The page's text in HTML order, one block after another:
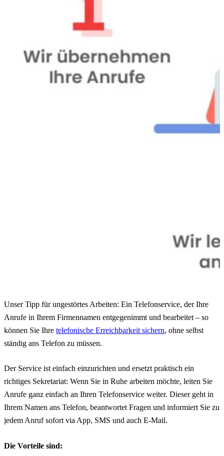
Unser Tipp für ungestörtes Arbeiten: Ein Telefonservice, der Ihre
Anrufe in Ihrem Firmennamen entgegenimmt und bearbeitet – so
können Sie Ihre telefonische Erreichbarkeit sichern, ohne selbst
ständig ans Telefon zu müssen.
Der Service ist einfach einzurichten und ersetzt praktisch ein
richtiges Sekretariat: Wenn Sie in Ruhe arbeiten möchte, leiten Sie
Anrufe ganz einfach an Ihren Telefonservice weiter. Dieser geht in
Ihrem Namen ans Telefon, beantwortet Fragen und informiert Sie zu
jedem Anruf sofort via App, SMS und auch E-Mail.
Die Vorteile sind: